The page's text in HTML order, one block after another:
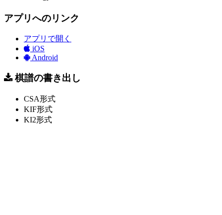
アプリへのリンク
アプリで開く
iOS
Android
棋譜の書き出し
CSA形式
KIF形式
KI2形式